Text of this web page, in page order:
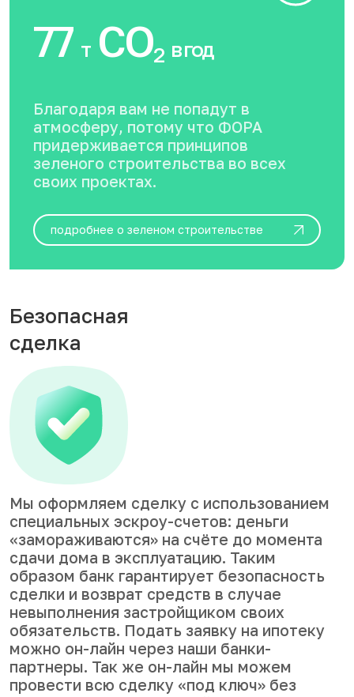
77 тCO2 в год
Благодаря вам не попадут в
атмосферу, потому что ФОРА
придерживается принципов
зеленого строительства во всех
своих проектах.
подробнее о зеленом строительстве
Безопасная
сделка
Мы оформляем сделку с использованием
специальных эскроу-счетов: деньги
«замораживаются» на счёте до момента
сдачи дома в эксплуатацию. Таким
образом банк гарантирует безопасность
сделки и возврат средств в случае
невыполнения застройщиком своих
обязательств. Подать заявку на ипотеку
можно он-лайн через наши банки-
партнеры. Так же он-лайн мы можем
провести всю сделку «под ключ» без